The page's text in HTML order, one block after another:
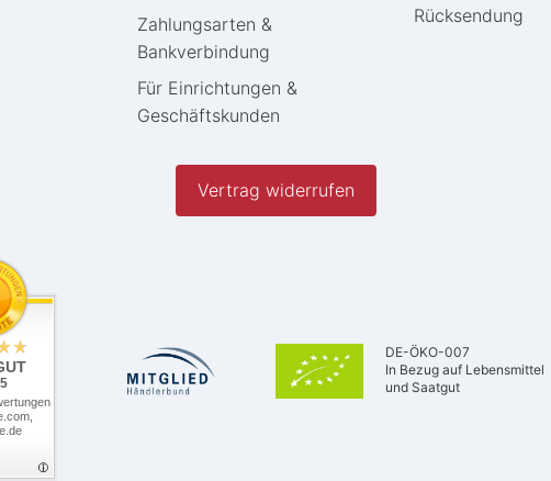
Zahlungsarten &
Bankverbindung
Für Einrichtungen &
Geschäftskunden
Rücksendung
Vertrag widerrufen
DE-ÖKO-007
In Bezug auf Lebensmittel
und Saatgut